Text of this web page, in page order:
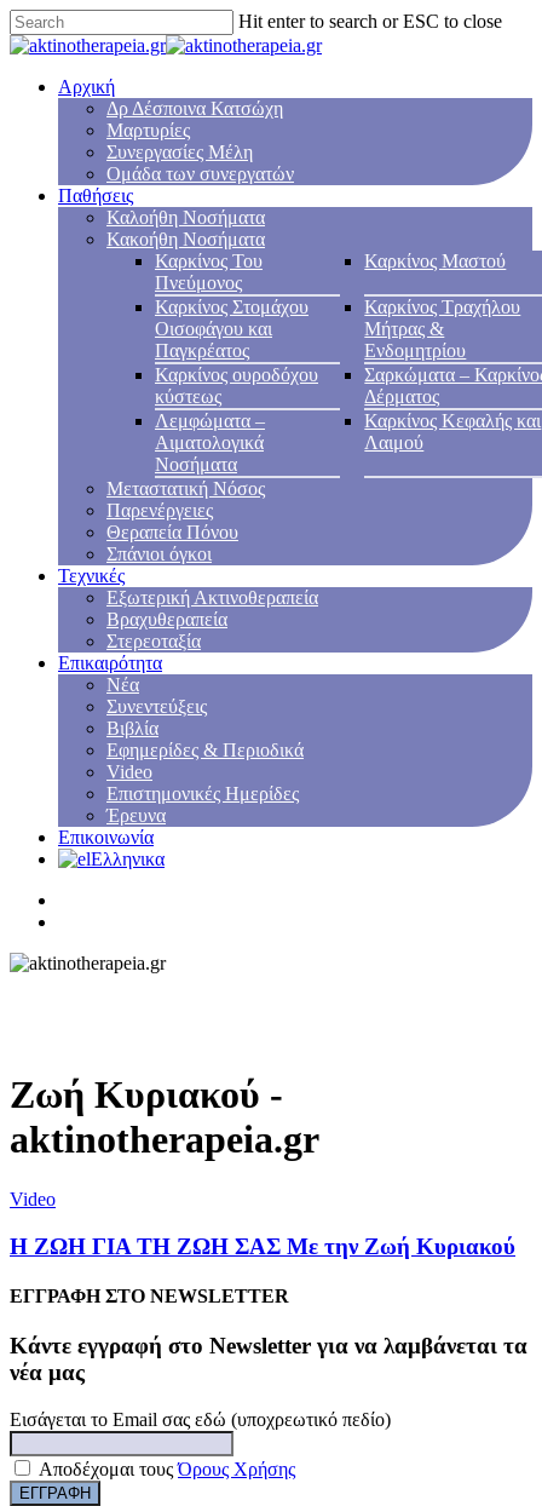
Hit enter to search or ESC to close
Αρχική
Δρ Δέσποινα Κατσώχη
Μαρτυρίες
Συνεργασίες Μέλη
Ομάδα των συνεργατών
Παθήσεις
Καλοήθη Νοσήματα
Κακοήθη Νοσήματα
Καρκίνος Του
Πνεύμονος
Καρκίνος Μαστού
Καρκίνος Στομάχου
Οισοφάγου και
Παγκρέατος
Καρκίνος Τραχήλου
Μήτρας &
Ενδομητρίου
Καρκίνος ουροδόχου
κύστεως
Σαρκώματα –
Δέρματος
Λεμφώματα –
Αιματολογικά
Νοσήματα
Καρκίνος Κεφαλής και
Λαιμού
Μεταστατική Νόσος
Παρενέργειες
Θεραπεία Πόνου
Σπάνιοι όγκοι
Τεχνικές
Εξωτερική Ακτινοθεραπεία
Βραχυθεραπεία
Στερεοταξία
Επικαιρότητα
Νέα
Συνεντεύξεις
Βιβλία
Εφημερίδες & Περιοδικά
Video
Επιστημονικές Ημερίδες
Έρευνα
Επικοινωνία
Ελληνικα
Ζωή Κυριακού -
aktinotherapeia.gr
Video
Η ΖΩΗ ΓΙΑ ΤΗ ΖΩΗ ΣΑΣ Με την Ζωή Κυριακού
ΕΓΓΡΑΦΗ ΣΤΟ NEWSLETTER
Kάντε εγγραφή στο Newsletter για να λαμβάνεται τα
νέα μας
Εισάγεται το Email σας εδώ (υποχρεωτικό πεδίο)
Αποδέχομαι τουςΌρους Χρήσης